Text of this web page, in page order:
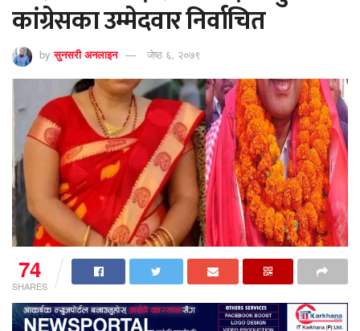
कांग्रेसका उम्मेदवार निर्वाचित
by सुनसरी अनलाइन जेष्ठ ६, २०७९
74
SHARES